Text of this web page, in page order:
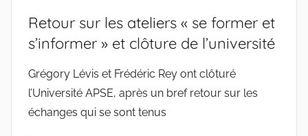
la
Sociologie
de
l'Entreprise
Retour sur les ateliers « se former et
s’informer » et clôture de l’université
Grégory Lévis et Frédéric Rey ont clôturé
l’Université APSE, après un bref retour sur les
échanges qui se sont tenus